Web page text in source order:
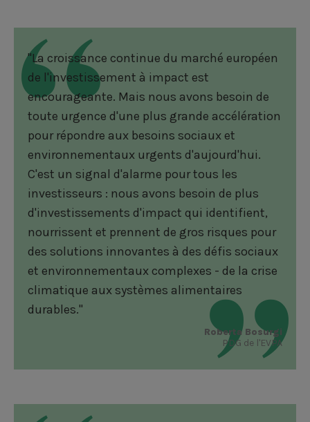
"La croissance continue du marché européen
de l'investissement à impact est
encourageante. Mais nous avons besoin de
toute urgence d'une plus grande accélération
pour répondre aux besoins sociaux et
environnementaux urgents d'aujourd'hui.
C'est un signal d'alarme pour tous les
investisseurs : nous avons besoin de plus
d'investissements d'impact qui identifient,
nourrissent et prennent de gros risques pour
des solutions innovantes à des défis sociaux
et environnementaux complexes - de la crise
climatique aux systèmes alimentaires
durables."
Roberta Bosurgi
PDG de l'EVPA